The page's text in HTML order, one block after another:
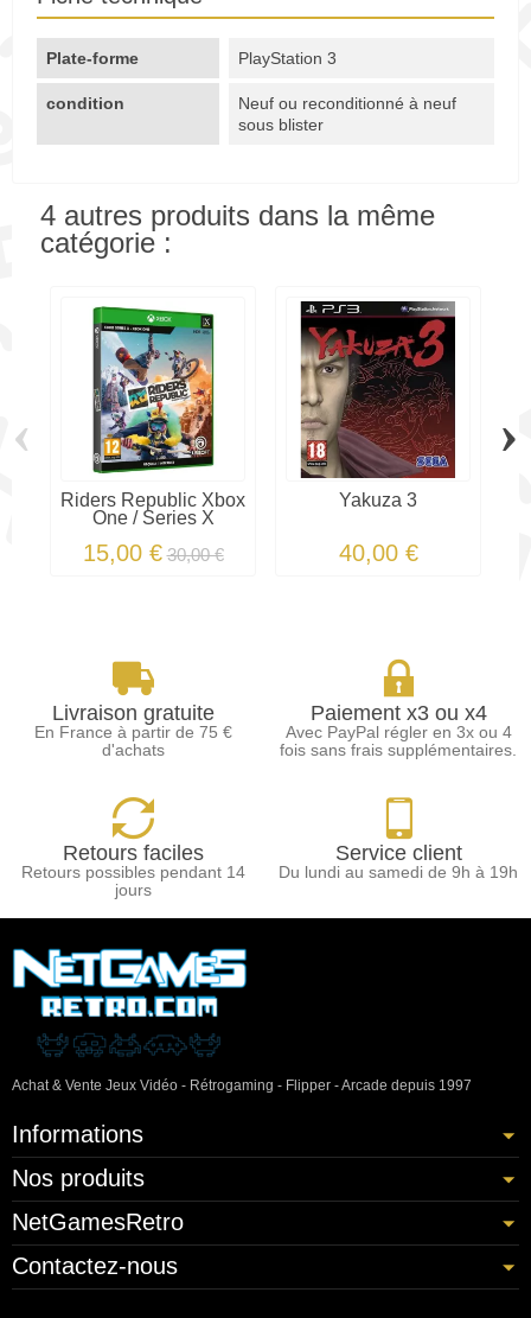
Plate-forme PlayStation 3
condition
Neuf ou reconditionné à neuf
sous blister
4 autres produits dans la même
catégorie :
Riders Republic Xbox
One / Series X
15,00 € 30,00 €
Yakuza 3
40,00 €
‹ ›
Livraison gratuite
En France à partir de 75 €
d'achats
Paiement x3 ou x4
Avec PayPal régler en 3x ou 4
fois sans frais supplémentaires.
Retours faciles
Retours possibles pendant 14
jours
Service client
Du lundi au samedi de 9h à 19h
Achat & Vente Jeux Vidéo - Rétrogaming - Flipper - Arcade depuis 1997
Informations
Nos produits
NetGamesRetro
Contactez-nous